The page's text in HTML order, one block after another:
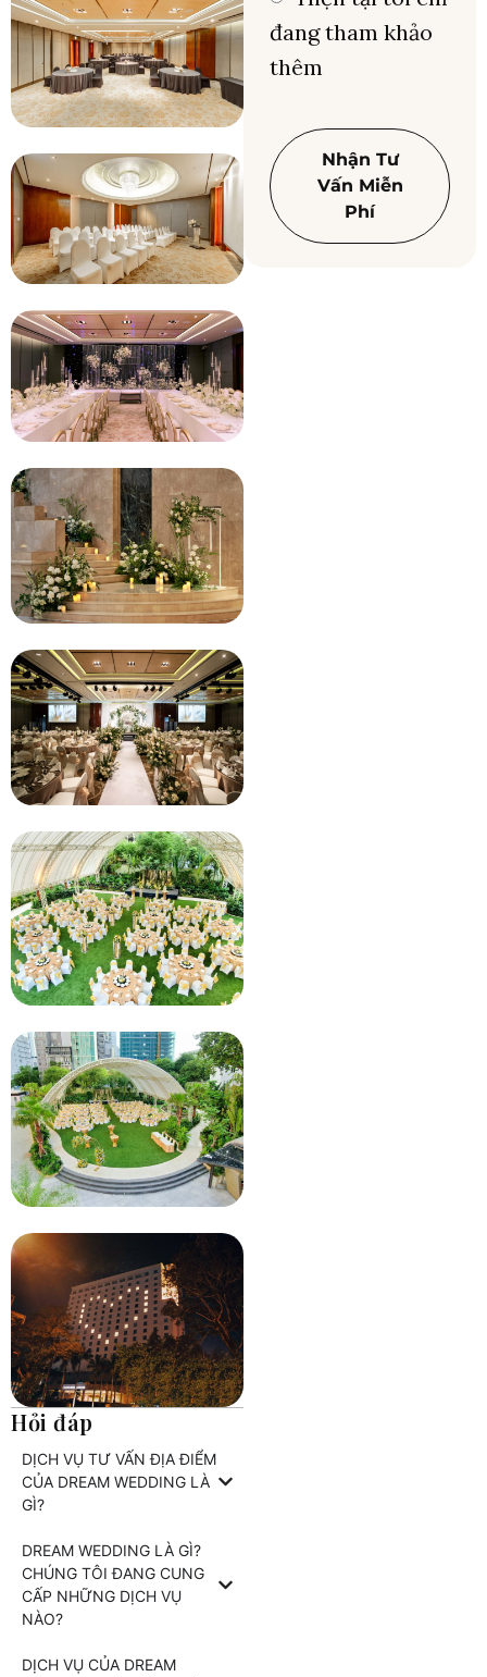
Hỏi đáp
DỊCH VỤ TƯ VẤN ĐỊA ĐIỂM
CỦA DREAM WEDDING LÀ
GÌ?
DREAM WEDDING LÀ GÌ?
CHÚNG TÔI ĐANG CUNG
CẤP NHỮNG DỊCH VỤ
NÀO?
DỊCH VỤ CỦA DREAM
đang tham khảo
thêm
Nhận Tư
Vấn Miễn
Phí